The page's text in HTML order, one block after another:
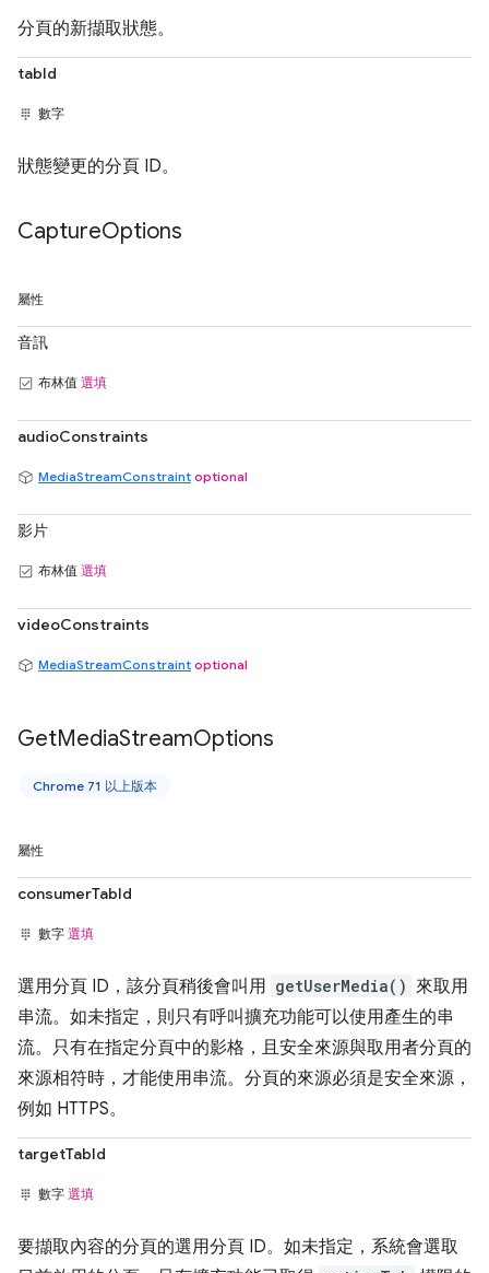
分頁的新擷取狀態。
tabId
數字
狀態變更的分頁 ID。
CaptureOptions
屬性
音訊
布林值 選填
audioConstraints
MediaStreamConstraint optional
影片
布林值 選填
videoConstraints
MediaStreamConstraint optional
GetMediaStreamOptions
Chrome 71 以上版本
屬性
consumerTabId
數字 選填
選用分頁 ID，該分頁稍後會叫用 getUserMedia() 來取用
串流。如未指定，則只有呼叫擴充功能可以使用產生的串
流。只有在指定分頁中的影格，且安全來源與取用者分頁的
來源相符時，才能使用串流。分頁的來源必須是安全來源，
例如 HTTPS。
targetTabId
數字 選填
要擷取內容的分頁的選用分頁 ID。如未指定，系統會選取